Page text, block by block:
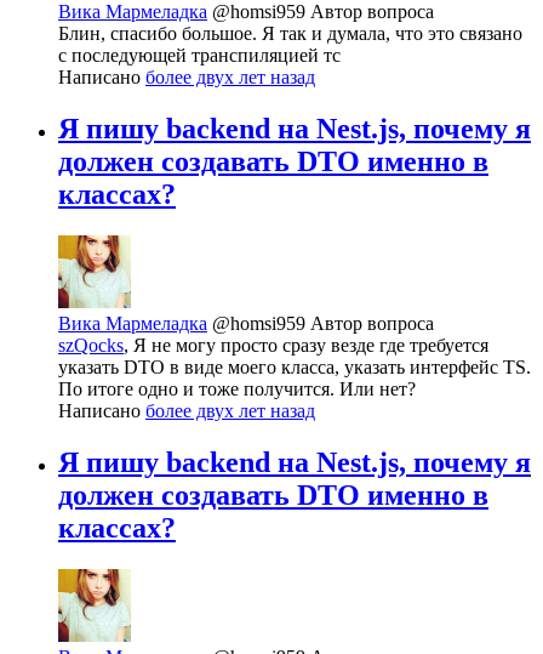
Вика Мармеладка @homsi959 Автор вопроса
Блин, спасибо большое. Я так и думала, что это связано
с последующей транспиляцией тс
Написано более двух лет назад
Я пишу backend на Nest.js, почему я
должен создавать DTO именно в
классах?
Вика Мармеладка @homsi959 Автор вопроса
szQocks, Я не могу просто сразу везде где требуется
указать DTO в виде моего класса, указать интерфейс TS.
По итоге одно и тоже получится. Или нет?
Написано более двух лет назад
Я пишу backend на Nest.js, почему я
должен создавать DTO именно в
классах?